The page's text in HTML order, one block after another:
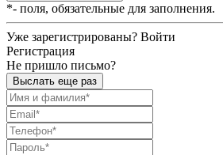
*- поля, обязательные для заполнения.
Уже зарегистрированы? Войти
Регистрация
Не пришло письмо?
Выслать еще раз